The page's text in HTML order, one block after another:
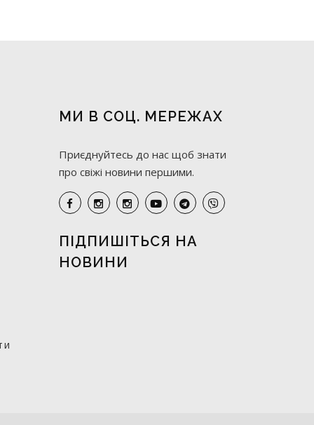
МИ В СОЦ. МЕРЕЖАХ
Приєднуйтесь до нас щоб знати
про свіжі новини першими.
ПІДПИШІТЬСЯ НА
НОВИНИ